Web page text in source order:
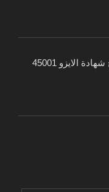
أهم الصناعات اللي تحتاج شهادة الايزو 45001